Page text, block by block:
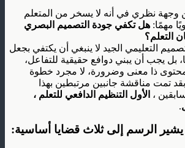
وجهة نظري في أنه لا يسخر من المتعلم
مهمًا: هل تكفي جودة التصميم البصري
التعلم؟
التعليمي الجيد لا ينبغي أن يكتفي بجعل
بل يجب أن يبني دوافع حقيقية للتفاعل،
ذا معنى وضرورة، لا مجرد خطوة
تمت مناقشة جانبين مرتبطين بهذا
، الأول التنظيم الدافعي للتعلم ،
.
الرسم إلى ثلاث قضايا أساسية: